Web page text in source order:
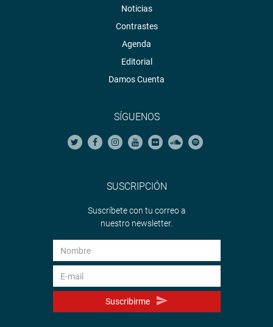
Noticias
Contrastes
Agenda
Editorial
Damos Cuenta
SÍGUENOS
SUSCRIPCIÓN
Suscríbete con tu correo a
nuestro newsletter.
Suscribirme